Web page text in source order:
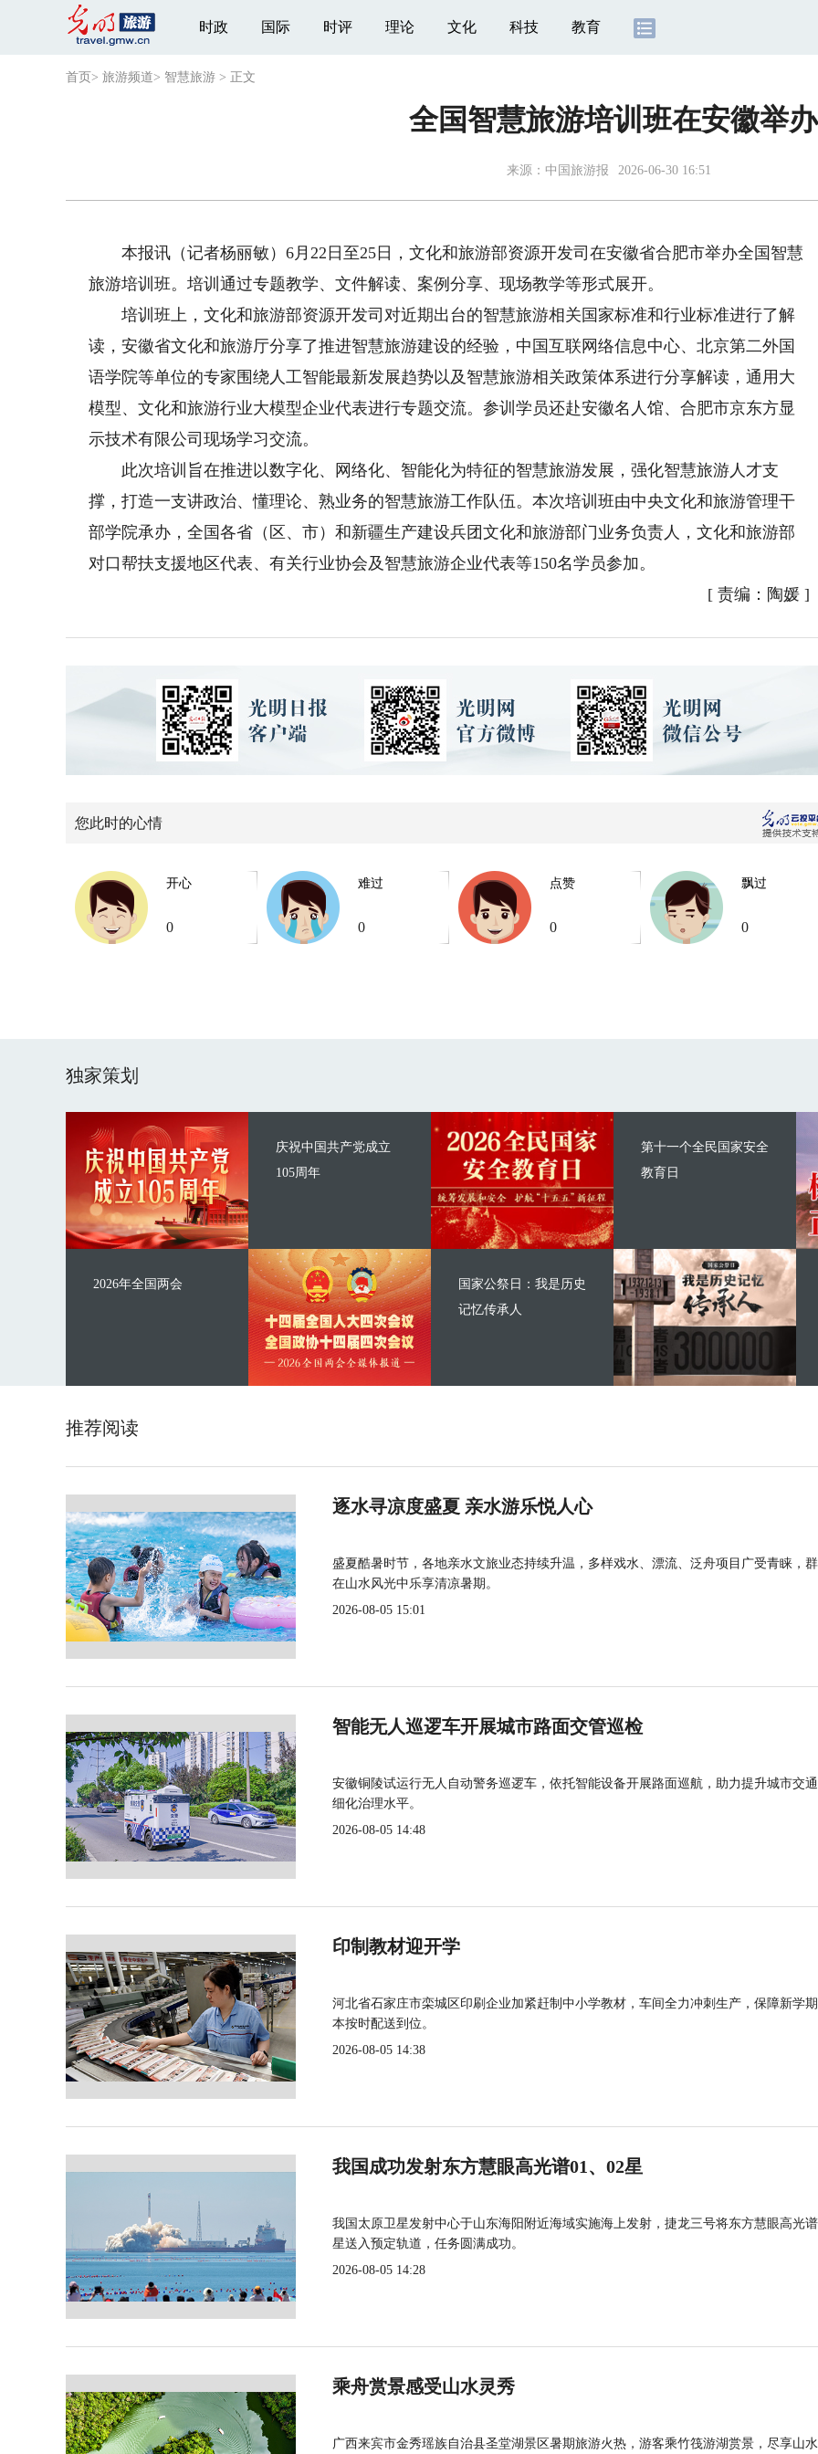
时政 国际 时评 理论 文化 科技 教育
首页 > 旅游频道> 智慧旅游 > 正文
全国智慧旅游培训班在安徽举办
来源： 中国旅游报 2026-06-30 16:51
本报讯（记者杨丽敏）6月22日至25日，文化和旅游部资源开发司在安徽省合肥市举办全国智慧
旅游培训班。培训通过专题教学、文件解读、案例分享、现场教学等形式展开。
培训班上，文化和旅游部资源开发司对近期出台的智慧旅游相关国家标准和行业标准进行了解
读，安徽省文化和旅游厅分享了推进智慧旅游建设的经验，中国互联网络信息中心、北京第二外国
语学院等单位的专家围绕人工智能最新发展趋势以及智慧旅游相关政策体系进行分享解读，通用大
模型、文化和旅游行业大模型企业代表进行专题交流。参训学员还赴安徽名人馆、合肥市京东方显
示技术有限公司现场学习交流。
此次培训旨在推进以数字化、网络化、智能化为特征的智慧旅游发展，强化智慧旅游人才支
撑，打造一支讲政治、懂理论、熟业务的智慧旅游工作队伍。本次培训班由中央文化和旅游管理干
部学院承办，全国各省（区、市）和新疆生产建设兵团文化和旅游部门业务负责人，文化和旅游部
对口帮扶支援地区代表、有关行业协会及智慧旅游企业代表等150名学员参加。
[ 责编：陶媛 ]
您此时的心情
开心
0
难过
0
点赞
0
飘过
0
独家策划
庆祝中国共产党成立
105周年
2026年全国两会
第十一个全民国家安全
教育日
国家公祭日：我是历史
记忆传承人
推荐阅读
逐水寻凉度盛夏 亲水游乐悦人心
盛夏酷暑时节，各地亲水文旅业态持续升温，多样戏水、漂流、泛舟项目广受青睐，
在山水风光中乐享清凉暑期。
2026-08-05 15:01
智能无人巡逻车开展城市路面交管巡检
安徽铜陵试运行无人自动警务巡逻车，依托智能设备开展路面巡航，助力提升城市交
细化治理水平。
2026-08-05 14:48
印制教材迎开学
河北省石家庄市栾城区印刷企业加紧赶制中小学教材，车间全力冲刺生产，保障新学
本按时配送到位。
2026-08-05 14:38
我国成功发射东方慧眼高光谱01、02星
我国太原卫星发射中心于山东海阳附近海域实施海上发射，捷龙三号将东方慧眼高光
星送入预定轨道，任务圆满成功。
2026-08-05 14:28
乘舟赏景感受山水灵秀
广西来宾市金秀瑶族自治县圣堂湖景区暑期旅游火热，游客乘竹筏游湖赏景，尽享山